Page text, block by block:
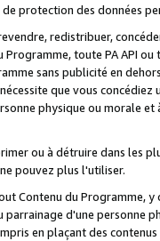
protection des données
redistribuer,
toute PA API
sans publicité en
que vous
physique ou morale
ou à détruire dans les
pouvez plus l'utiliser.
Contenu du Programme,
d'une personne
en plaçant des